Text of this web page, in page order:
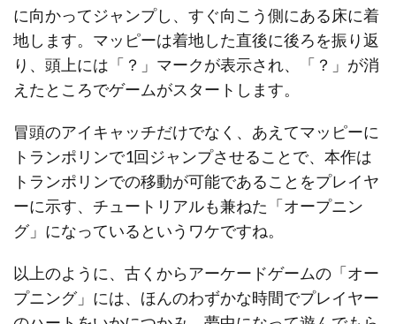
に向かってジャンプし、すぐ向こう側にある床に着
地します。マッピーは着地した直後に後ろを振り返
り、頭上には「？」マークが表示され、「？」が消
えたところでゲームがスタートします。
冒頭のアイキャッチだけでなく、あえてマッピーに
トランポリンで1回ジャンプさせることで、本作は
トランポリンでの移動が可能であることをプレイヤ
ーに示す、チュートリアルも兼ねた「オープニン
グ」になっているというワケですね。
以上のように、古くからアーケードゲームの「オー
プニング」には、ほんのわずかな時間でプレイヤー